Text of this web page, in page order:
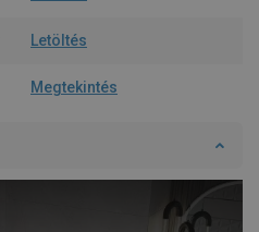
Letöltés
Megtekintés